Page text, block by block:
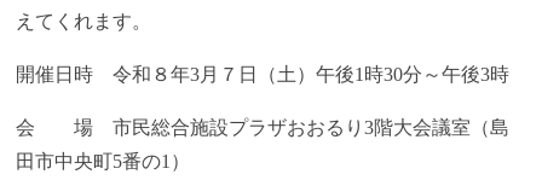
えてくれます。
開催日時 令和８年3月７日（土）午後1時30分～午後3時
会 場 市民総合施設プラザおおるり3階大会議室（島
田市中央町5番の1）